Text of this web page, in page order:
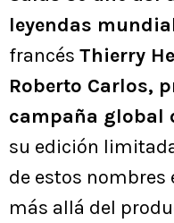
leyendas
francés Thierry
Roberto Carlos,
campaña global
su edición
de estos nombres
más allá del